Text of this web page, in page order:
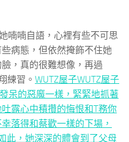
喃喃自語，心裡有些不可思
病態，但依然掩飾不住她
，真的很難想像，再過
練習。 WUTZ屋子WUTZ屋子
呆的惡魔一樣，緊緊地抓著
露心中積攢的悔恨和T務你
落得和蔡歡一樣的下場，
此，她深深的體會到了父母